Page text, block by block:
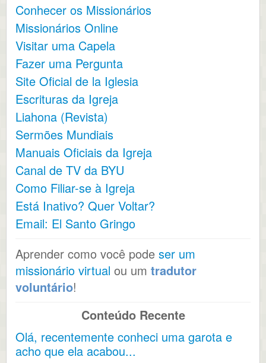
Conhecer os Missionários
Missionários Online
Visitar uma Capela
Fazer uma Pergunta
Site Oficial de la Iglesia
Escrituras da Igreja
Liahona (Revista)
Sermões Mundiais
Manuais Oficiais da Igreja
Canal de TV da BYU
Como Filiar-se à Igreja
Está Inativo? Quer Voltar?
Email: El Santo Gringo
Aprender como você pode ser um
missionário virtual ou um tradutor
voluntário!
Conteúdo Recente
Olá, recentemente conheci uma garota e
acho que ela acabou...